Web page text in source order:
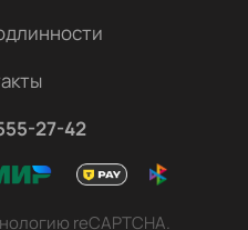
27-42
reCAPTCHA.